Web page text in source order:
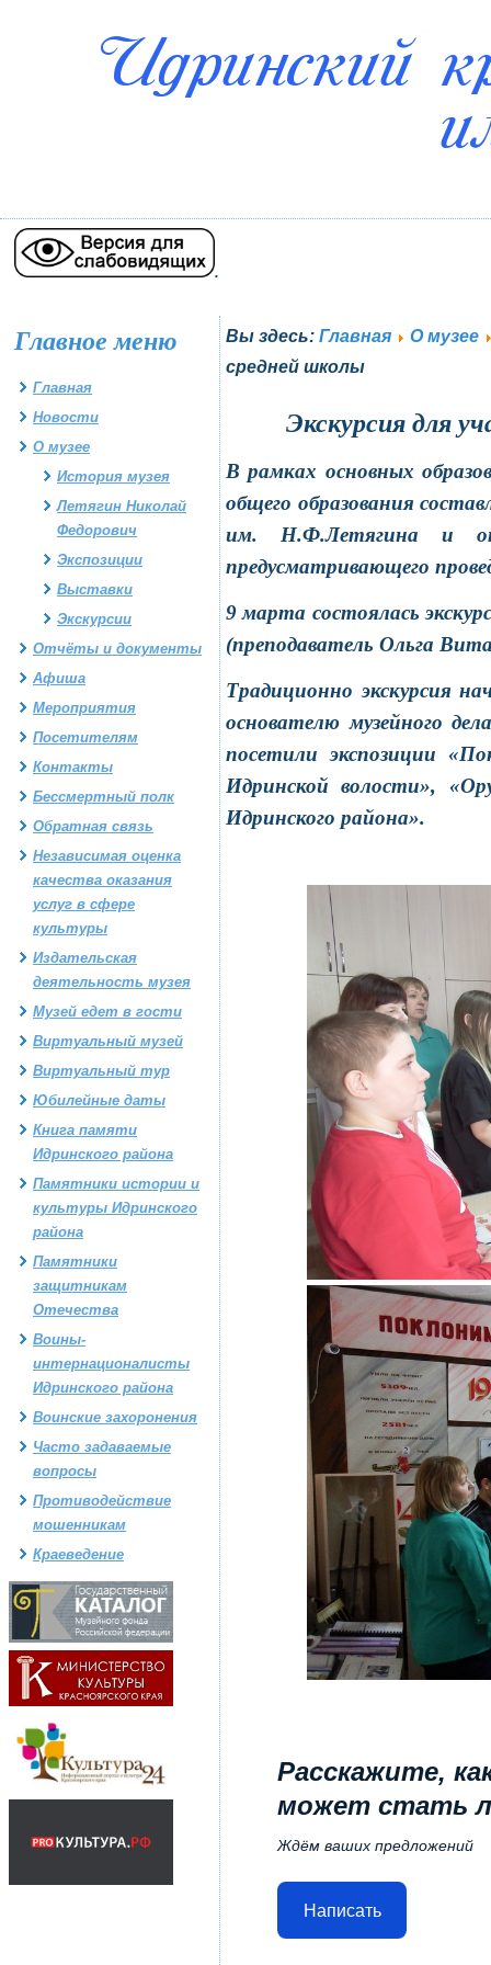
.
Главное меню
Главная
Новости
О музее
История музея
Летягин Николай
Федорович
Экспозиции
Выставки
Экскурсии
Отчёты и документы
Афиша
Мероприятия
Посетителям
Контакты
Бессмертный полк
Обратная связь
Независимая оценка
качества оказания
услуг в сфере
культуры
Издательская
деятельность музея
Музей едет в гости
Виртуальный музей
Виртуальный тур
Юбилейные даты
Книга памяти
Идринского района
Памятники истории и
культуры Идринского
района
Памятники
защитникам
Отечества
Воины-
интернационалисты
Идринского района
Воинские захоронения
Часто задаваемые
вопросы
Противодействие
мошенникам
Краеведение
Вы здесь: Главная
О музее
средней школы
Экскурсия для
В рамках основных
общего образования
им. Н.Ф.Летягина и
предусматривающего
9 марта состоялась
(преподаватель Ольга
Традиционно экскурсия
основателю музейного
посетили экспозиции
Идринской волости»,
Идринского района».
Расскажите,
может стать
Ждём ваших предложений
Написать